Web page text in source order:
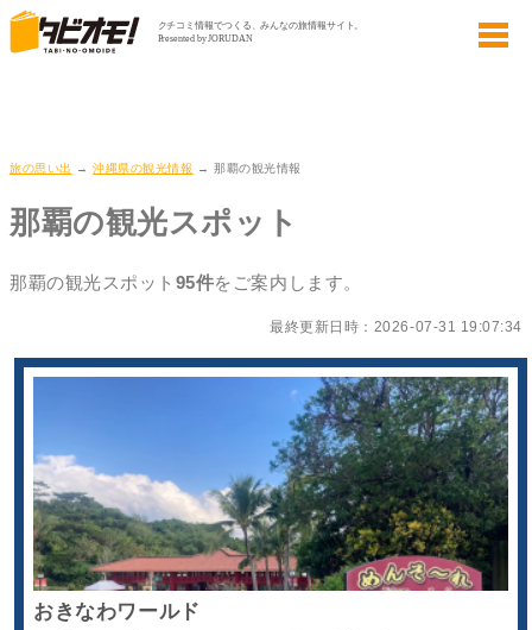
旅の思い出 →沖縄県の観光情報 → 那覇の観光情報
那覇の観光スポット
那覇の観光スポット 95件をご案内します。
最終更新日時：2026-07-31 19:07:34
おきなわワールド